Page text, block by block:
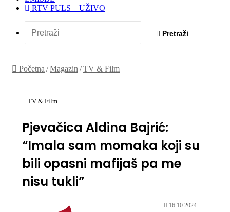
RTV PULS – UŽIVO
Pretraži
Početna /Magazin /TV & Film
TV & Film
Pjevačica Aldina Bajrić:
“Imala sam momaka koji su
bili opasni mafijaš pa me
nisu tukli”
16.10.2024